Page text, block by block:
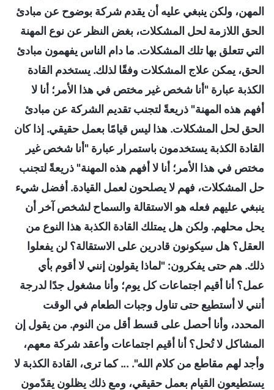
المهن، ولكن ينبغي عليه أن يقدم شركة بوضوح عن مبادئ
الحق اللازمة لحل المشكلات، بغض النظر عن نوع المهنة
التي تتعلق بها تلك المشكلات. ما دام الناس يفهمون مبادئ
الحق، يمكن علاج المشكلات وفقًا لذلك. يستخدم القادة
الكذبة عبارة "أنا شخص غير مختص في هذا الأمر؛ أنا لا
أفهم هذه المهنة" ذريعةً لتجنب تقديم الشركة عن مبادئ
الحق لحل المشكلات. هذا ليس قيامًا بعمل حقيقي. إذا كان
القادة الكذبة يستخدمون باستمرار عبارة "أنا شخص غير
مختص في هذا الأمر؛ أنا لا أفهم هذه المهنة" ذريعةً لتجنب
حل المشكلات، فهم لا يصلحون لعمل القيادة. أفضل شيء
ينبغي عليهم فعله هو الاستقالة والسماح لشخص آخر أن
يحل محلهم. ولكن هل يمتلك القادة الكذبة هذا النوع من
العقل؟ هل سيكونون قادرين على الاستقالة؟ لن يفعلوا
ذلك. هم حتى يفكرون: "لماذا يقولون إنني لا أقوم بأي
عمل؟ أنا أقيم اجتماعات كل يوم؛ وأنا مشغول جدًا لدرجة
أنني لا أستطيع حتى تناول وجبات الطعام في الوقت
المحدد، وأنا أحصل على قسط أقل من النوم. من يقول إن
المشاكل لا تُحل؟ أنا أقيم اجتماعات وأعقد شركة معهم،
وأجد لهم مقاطع من كلام الله". ... كما ترى، القادة الكذبة لا
يستطيعون القيام بعمل حقيقي، ومع ذلك يظلون يقدّمون